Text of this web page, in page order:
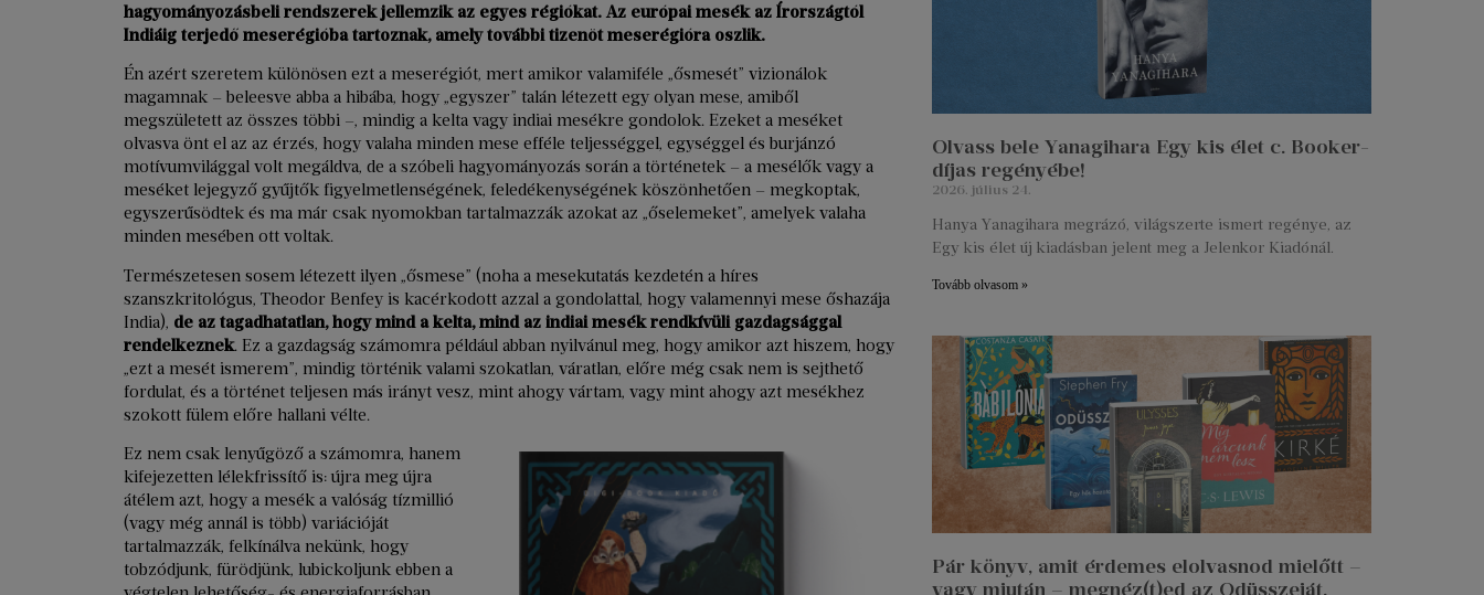
hagyományozásbeli rendszerek jellemzik az egyes régiókat. Az európai mesék az Írországtól
Indiáig terjedő meserégióba tartoznak, amely további tizenöt meserégióra oszlik.
Én azért szeretem különösen ezt a meserégiót, mert amikor valamiféle „ősmesét” vizionálok
magamnak – beleesve abba a hibába, hogy „egyszer” talán létezett egy olyan mese, amiből
megszületett az összes többi –, mindig a kelta vagy indiai mesékre gondolok. Ezeket a meséket
olvasva önt el az az érzés, hogy valaha minden mese efféle teljességgel, egységgel és burjánzó
motívumvilággal volt megáldva, de a szóbeli hagyományozás során a történetek – a mesélők vagy a
meséket lejegyző gyűjtők figyelmetlenségének, feledékenységének köszönhetően – megkoptak,
egyszerűsödtek és ma már csak nyomokban tartalmazzák azokat az „őselemeket”, amelyek valaha
minden mesében ott voltak.
Természetesen sosem létezett ilyen „ősmese” (noha a mesekutatás kezdetén a híres
szanszkritológus, Theodor Benfey is kacérkodott azzal a gondolattal, hogy valamennyi mese őshazája
India), de az tagadhatatlan, hogy mind a kelta, mind az indiai mesék rendkívüli gazdagsággal
rendelkeznek. Ez a gazdagság számomra például abban nyilvánul meg, hogy amikor azt hiszem, hogy
„ezt a mesét ismerem”, mindig történik valami szokatlan, váratlan, előre még csak nem is sejthető
fordulat, és a történet teljesen más irányt vesz, mint ahogy vártam, vagy mint ahogy azt mesékhez
szokott fülem előre hallani vélte.
Ez nem csak lenyűgöző a számomra, hanem
kifejezetten lélekfrissítő is: újra meg újra
átélem azt, hogy a mesék a valóság tízmillió
(vagy még annál is több) variációját
tartalmazzák, felkínálva nekünk, hogy
tobzódjunk, fürödjünk, lubickoljunk ebben a
Olvass bele Yanagihara Egy kis élet c. Booker-
díjas regényébe!
2026. július 24.
Hanya Yanagihara megrázó, világszerte ismert regénye, az
Egy kis élet új kiadásban jelent meg a Jelenkor Kiadónál.
Tovább olvasom »
Pár könyv, amit érdemes elolvasnod mielőtt –
vagy miután – megnéz(t)ed az Odüsszeiát.